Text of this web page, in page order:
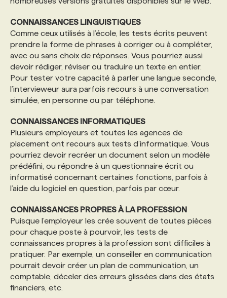
NOS TARIFS
PROGRAMMES DE SUBVENTIONS
FAQ
ANNONCEZ AVEC NOUS
ANNONCEZ AVEC NOUS
CONNAISSANCES LINGUISTIQUES
Comme ceux utilisés à l’école, les tests écrits peuvent
prendre la forme de phrases à corriger ou à compléter,
avec ou sans choix de réponses. Vous pourriez aussi
devoir rédiger, réviser ou traduire un texte en entier.
Pour tester votre capacité à parler une langue seconde,
l’intervieweur aura parfois recours à une conversation
simulée, en personne ou par téléphone.
CONNAISSANCES INFORMATIQUES
Plusieurs employeurs et toutes les agences de
placement ont recours aux tests d’informatique. Vous
pourriez devoir recréer un document selon un modèle
prédéfini, ou répondre à un questionnaire écrit ou
informatisé concernant certaines fonctions, parfois à
l’aide du logiciel en question, parfois par cœur.
CONNAISSANCES PROPRES À LA PROFESSION
Puisque l’employeur les crée souvent de toutes pièces
pour chaque poste à pourvoir, les tests de
connaissances propres à la profession sont difficiles à
pratiquer. Par exemple, un conseiller en communication
pourrait devoir créer un plan de communication, un
comptable, déceler des erreurs glissées dans des états
financiers, etc.